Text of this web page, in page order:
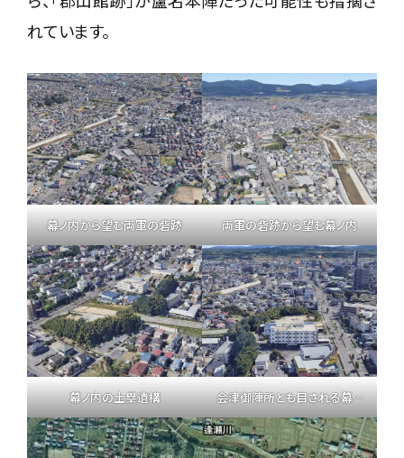
れています。
幕ノ内から望む両軍の砦跡 両軍の砦跡から望む幕ノ内
幕ノ内の土塁遺構 会津御陣所とも目される幕ノ内の台